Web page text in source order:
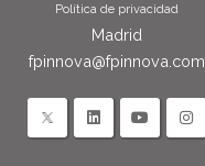
Política de privacidad
Madrid
fpinnova@fpinnova.com